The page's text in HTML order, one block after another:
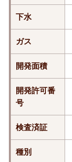
下水
ガス
開発面積
開発許可番
号
検査済証
種別